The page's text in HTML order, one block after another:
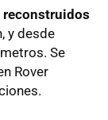
reconstruidos
y desde
Se
Rover